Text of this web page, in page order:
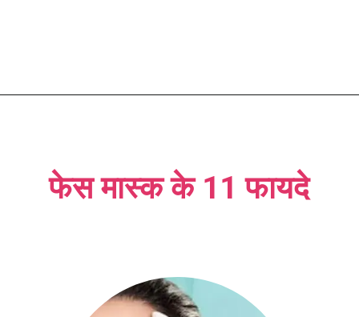
फेस मास्क के 11 फायदे